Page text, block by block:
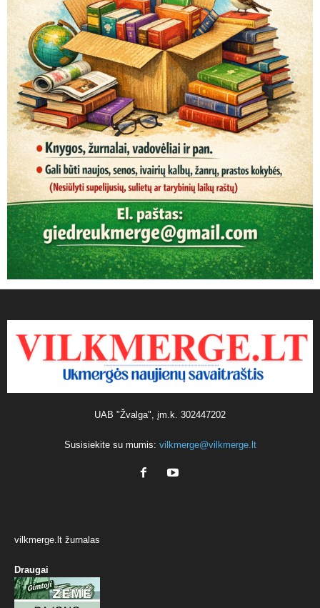
UAB "Žvalga", įm.k. 302447202
Susisiekite su mumis: vilkmerge@vilkmerge.lt
vilkmerge.lt žurnalas
Draugai